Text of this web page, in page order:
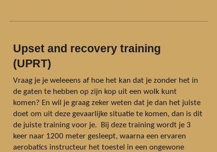
Upset and recovery training
(UPRT)
Vraag je je weleeens af hoe het kan dat je zonder het in
de gaten te hebben op zijn kop uit een wolk kunt
komen? En wil je graag zeker weten dat je dan het juiste
doet om uit deze gevaarlijke situatie te komen, dan is dit
de juiste training voor je. Bij deze training wordt je 3
keer naar 1200 meter gesleept, waarna een ervaren
aerobatics instructeur het toestel in een ongewone